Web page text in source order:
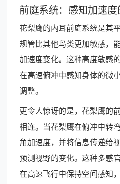
前庭系统：感知加速
花梨鹰的内耳前庭系统是其
规管比其他鸟类更加敏感，
加速度变化。这种高度敏感
在高速俯冲中感知身体的微
调整。
更令人惊讶的是，花梨鹰的
相连。当花梨鹰在俯冲中转
角加速度，并将信息传递给
预测视野的变化。这种多感
在高速飞行中保持空间感知